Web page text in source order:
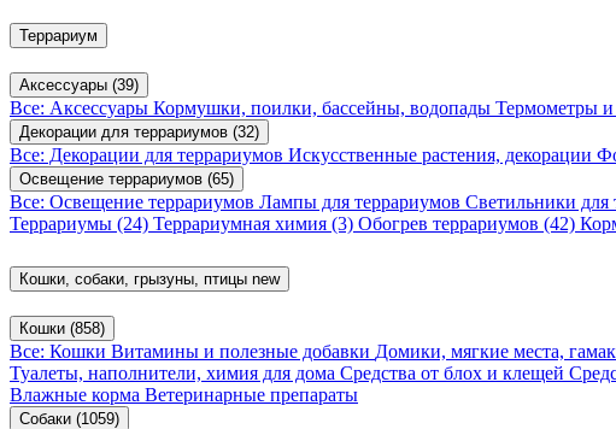
Террариум
Аксессуары (39)
Все: Аксессуары Кормушки, поилки, бассейны, водопады Термометры
Декорации для террариумов (32)
Все: Декорации для террариумов Искусственные растения, декорации
Освещение террариумов (65)
Все: Освещение террариумов Лампы для террариумов Светильники для
Террариумы (24) Террариумная химия (3) Обогрев террариумов (42)
Кошки, собаки, грызуны, птицы new
Кошки (858)
Все: Кошки Витамины и полезные добавки Домики, мягкие места,
Туалеты, наполнители, химия для дома Средства от блох и клещей
Влажные корма Ветеринарные препараты
Собаки (1059)